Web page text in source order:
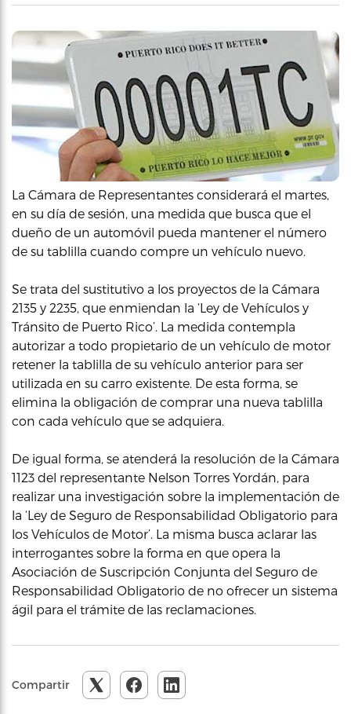
La Cámara de Representantes considerará el martes,
en su día de sesión, una medida que busca que el
dueño de un automóvil pueda mantener el número
de su tablilla cuando compre un vehículo nuevo.
Se trata del sustitutivo a los proyectos de la Cámara
2135 y 2235, que enmiendan la ‘Ley de Vehículos y
Tránsito de Puerto Rico’. La medida contempla
autorizar a todo propietario de un vehículo de motor
retener la tablilla de su vehículo anterior para ser
utilizada en su carro existente. De esta forma, se
elimina la obligación de comprar una nueva tablilla
con cada vehículo que se adquiera.
De igual forma, se atenderá la resolución de la Cámara
1123 del representante Nelson Torres Yordán, para
realizar una investigación sobre la implementación de
la ‘Ley de Seguro de Responsabilidad Obligatorio para
los Vehículos de Motor’. La misma busca aclarar las
interrogantes sobre la forma en que opera la
Asociación de Suscripción Conjunta del Seguro de
Responsabilidad Obligatorio de no ofrecer un sistema
ágil para el trámite de las reclamaciones.
Compartir